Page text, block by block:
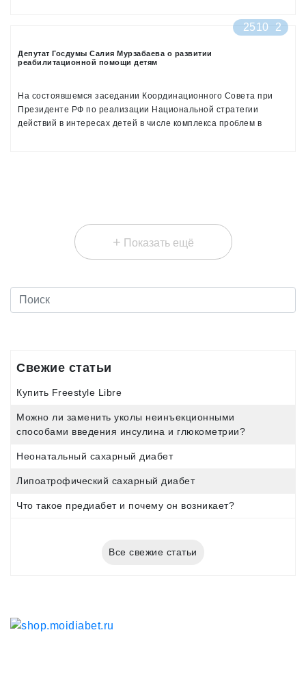
2510 2
Депутат Госдумы Салия Мурзабаева о развитии
реабилитационной помощи детям
На состоявшемся заседании Координационного Совета при
Президенте РФ по реализации Национальной стратегии
действий в интересах детей в числе комплекса проблем в
+ Показать ещё
Свежие статьи
Купить Freestyle Libre
Можно ли заменить уколы неинъекционными
способами введения инсулина и глюкометрии?
Неонатальный сахарный диабет
Липоатрофический сахарный диабет
Что такое предиабет и почему он возникает?
Все свежие статьи